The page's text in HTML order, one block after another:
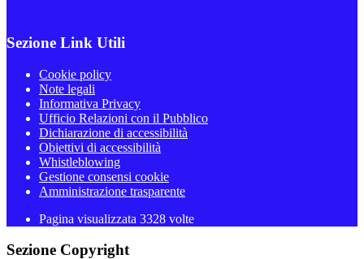
Sezione Link Utili
Cookie policy
Note legali
Informativa Privacy
Ufficio Relazioni con il Pubblico
Dichiarazione di accessibilità
Obiettivi di accessibilità
Whistleblowing
Gestione consensi cookie
Amministrazione trasparente
Pagina visualizzata 3328 volte
Sezione Copyright